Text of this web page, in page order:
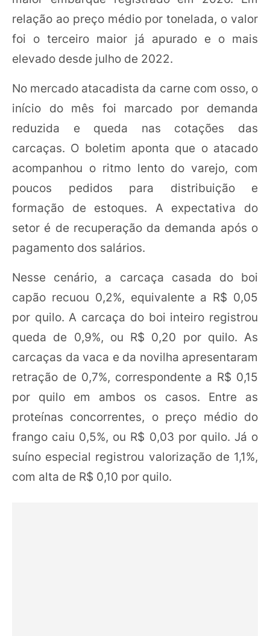
relação ao preço médio por tonelada, o valor
foi o terceiro maior já apurado e o mais
elevado desde julho de 2022.
No mercado atacadista da carne com osso, o
início do mês foi marcado por demanda
reduzida e queda nas cotações das
carcaças. O boletim aponta que o atacado
acompanhou o ritmo lento do varejo, com
poucos pedidos para distribuição e
formação de estoques. A expectativa do
setor é de recuperação da demanda após o
pagamento dos salários.
Nesse cenário, a carcaça casada do boi
capão recuou 0,2%, equivalente a R$ 0,05
por quilo. A carcaça do boi inteiro registrou
queda de 0,9%, ou R$ 0,20 por quilo. As
carcaças da vaca e da novilha apresentaram
retração de 0,7%, correspondente a R$ 0,15
por quilo em ambos os casos. Entre as
proteínas concorrentes, o preço médio do
frango caiu 0,5%, ou R$ 0,03 por quilo. Já o
suíno especial registrou valorização de 1,1%,
com alta de R$ 0,10 por quilo.